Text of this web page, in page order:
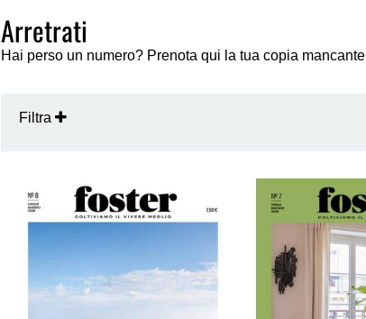
Arretrati
Hai perso un numero? Prenota qui la tua copia mancante
Filtra